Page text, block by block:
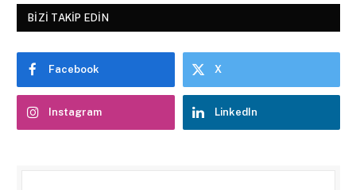
BIZI TAKIP EDIN
Facebook X
Instagram LinkedIn